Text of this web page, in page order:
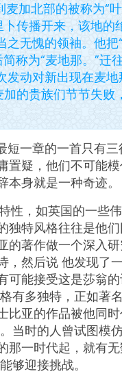
加北部的被称为“
传播开来，该地的
无愧的领袖。他把
称为“麦地那。”迁
发动对新出现在麦
的贵族们节节失败
一章的一首只有三
置疑，他们不可能
身就是一种奇迹。
性，如英国的一些
独特风格往往是他
的著作做一个深入
，然后说 他发现了
能接受这是莎翁的
有多独特，正如著
亚的作品被他同时
当时的人曾试图模
那一时代起，就有
够迎接挑战。